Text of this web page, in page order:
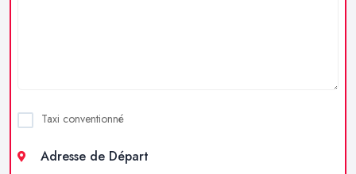
Taxi conventionné
Adresse de Départ